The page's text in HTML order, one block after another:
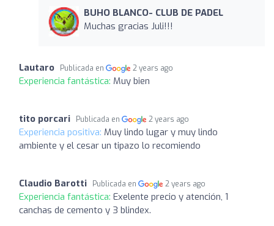
BUHO BLANCO- CLUB DE PADEL
Muchas gracias Juli!!!
Lautaro Publicada en 2 years ago
Experiencia fantástica: Muy bien
tito porcari Publicada en 2 years ago
Experiencia positiva: Muy lindo lugar y muy lindo
ambiente y el cesar un tipazo lo recomiendo
Claudio Barotti Publicada en 2 years ago
Experiencia fantástica: Exelente precio y atención, 1
canchas de cemento y 3 blindex.